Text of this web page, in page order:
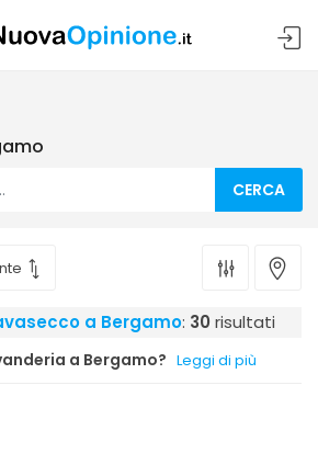
CERCA
a Bergamo: 30 risultati
a Bergamo? Leggi di più